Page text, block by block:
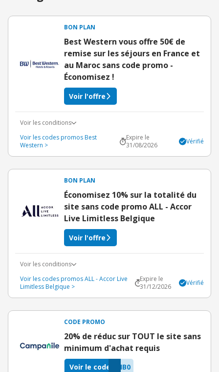
BON PLAN
Best Western vous offre 50€ de
remise sur les séjours en France et
au Maroc sans code promo -
Économisez !
Voir l'offre
Voir les conditions
Voir les codes promos Best
Western >
Expire le
31/08/2026
Vérifié
BON PLAN
Économisez 10% sur la totalité du
site sans code promo ALL - Accor
Live Limitless Belgique
Voir l'offre
Voir les conditions
Voir les codes promos ALL - Accor Live
Limitless Belgique >
Expire le
31/12/2026
Vérifié
CODE PROMO
20% de réduc sur TOUT le site sans
minimum d'achat requis
IB0
Voir le code